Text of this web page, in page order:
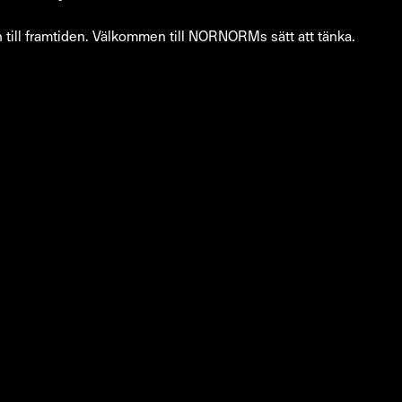
till framtiden. Välkommen till NORNORMs sätt att tänka.